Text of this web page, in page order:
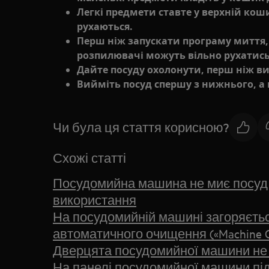
Легкі предмети ставте у верхній
рухаються.
Перш ніж запускати програму
розпилювачі можуть вільно
Дайте посуду охолонути, перш ніж
Вийміть посуд спершу з нижнього,
Чи була ця стаття корисною?
Схожі статті
Посудомийна машина не миє
використання
На посудомийній машині
автоматичного очищення («Machine
Дверцята посудомийної машини